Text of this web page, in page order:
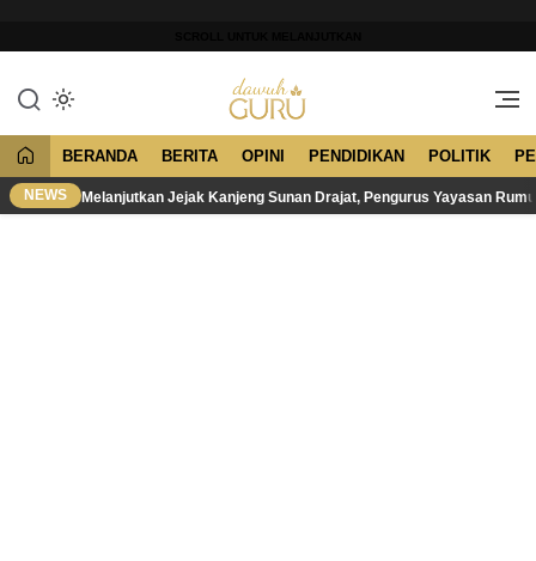
konten
Dawuh Guru
Merawat Tradisi, Membangun
BERANDA BERITA OPINI PENDIDIKAN POLITIK
NEWS Melanjutkan Jejak Kanjeng Sunan Drajat, Pengurus Yayasan